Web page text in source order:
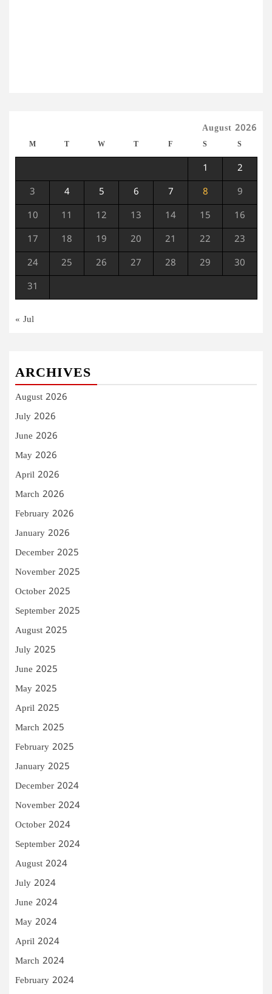
August 2026
M T W T F S S
1 2
3 4 5 6 7 8 9
10 11 12 13 14 15 16
17 18 19 20 21 22 23
24 25 26 27 28 29 30
31
« Jul
ARCHIVES
August 2026
July 2026
June 2026
May 2026
April 2026
March 2026
February 2026
January 2026
December 2025
November 2025
October 2025
September 2025
August 2025
July 2025
June 2025
May 2025
April 2025
March 2025
February 2025
January 2025
December 2024
November 2024
October 2024
September 2024
August 2024
July 2024
June 2024
May 2024
April 2024
March 2024
February 2024